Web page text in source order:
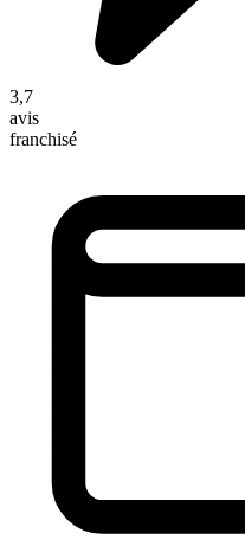
3,7
avis
franchisé